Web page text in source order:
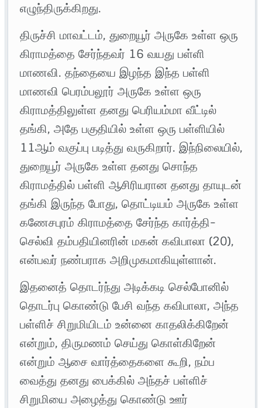
எழுந்திருக்கிறது.
திருச்சி மாவட்டம், துறையூர் அருகே உள்ள ஒரு
கிராமத்தை சேர்ந்தவர் 16 வயது பள்ளி
மாணவி. தந்தையை இழந்த இந்த பள்ளி
மாணவி பெரம்பலூர் அருகே உள்ள ஒரு
கிராமத்திலுள்ள தனது பெரியம்மா வீட்டில்
தங்கி, அதே பகுதியில் உள்ள ஒரு பள்ளியில்
11ஆம் வகுப்பு படித்து வருகிறார். இந்நிலையில்,
துறையூர் அருகே உள்ள தனது சொந்த
கிராமத்தில் பள்ளி ஆசிரியரான தனது தாயுடன்
தங்கி இருந்த போது, தொட்டியம் அருகே உள்ள
கணேசபுரம் கிராமத்தை சேர்ந்த கார்த்தி-
செல்வி தம்பதியினரின் மகன் கவிபாலா (20),
என்பவர் நண்பராக அறிமுகமாகியுள்ளான்.
இதனைத் தொடர்ந்து அடிக்கடி செல்போனில்
தொடர்பு கொண்டு பேசி வந்த கவிபாலா, அந்த
பள்ளிச் சிறுமியிடம் உன்னை காதலிக்கிறேன்
என்றும், திருமணம் செய்து கொள்கிறேன்
என்றும் ஆசை வார்த்தைகளை கூறி, நம்ப
வைத்து தனது பைக்கில் அந்தச் பள்ளிச்
சிறுமியை அழைத்து கொண்டு ஊர்